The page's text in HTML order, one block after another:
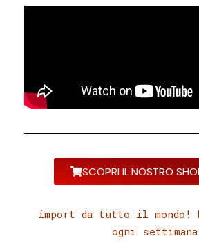
SCOPRI IL NOSTRO
import da tutto il mondo!
ogni settimana